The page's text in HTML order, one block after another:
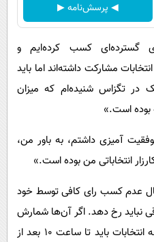
◀ پرسش‌نامه ▶
گسترده‌ای کسب کرده‌ایم و
مشارکت داشته‌اند اما باید
در تگزاس شنیده‌ام که میزان
است.»
آمیزی داشتم، به باور من،
انتخاباتی من بوده است.»
عدم کسب رای کافی توسط خود
نباید رخ دهد. اگر آن‌ها شمارش
آراء را به درستی انجام دهند، نتیجه انتخابات باید تا ساعت ۱۰ بعد از